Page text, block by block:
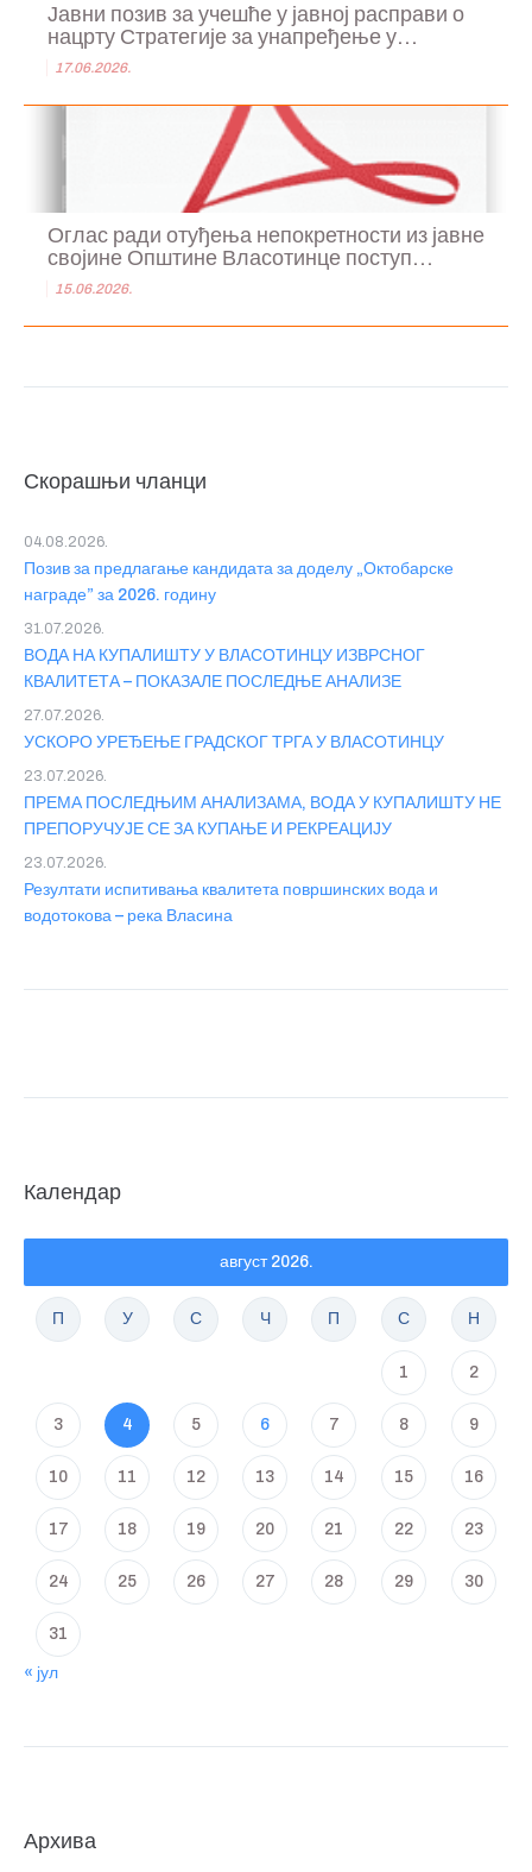
Јавни позив за учешће у јавној расправи о
нацрту Стратегије за унапређење у...
17.06.2026.
Оглас ради отуђења непокретности из јавне
својине Општине Власотинце поступ...
15.06.2026.
Скорашњи чланци
Позив за предлагање кандидата за доделу „Октобарске
награде” за 2026. годину
04.08.2026.
ВОДА НА КУПАЛИШТУ У ВЛАСОТИНЦУ ИЗВРСНОГ
КВАЛИТЕТА – ПОКАЗАЛЕ ПОСЛЕДЊЕ АНАЛИЗЕ
31.07.2026.
УСКОРО УРЕЂЕЊЕ ГРАДСКОГ ТРГА У ВЛАСОТИНЦУ
27.07.2026.
ПРЕМА ПОСЛЕДЊИМ АНАЛИЗАМА, ВОДА У КУПАЛИШТУ НЕ
ПРЕПОРУЧУЈЕ СЕ ЗА КУПАЊЕ И РЕКРЕАЦИЈУ
23.07.2026.
Резултати испитивања квалитета површинских вода и
водотокова – река Власина
23.07.2026.
Календар
август 2026.
П У С Ч П С Н
1 2
3 4 5 6 7 8 9
10 11 12 13 14 15 16
17 18 19 20 21 22 23
24 25 26 27 28 29 30
31
« јул
Архива